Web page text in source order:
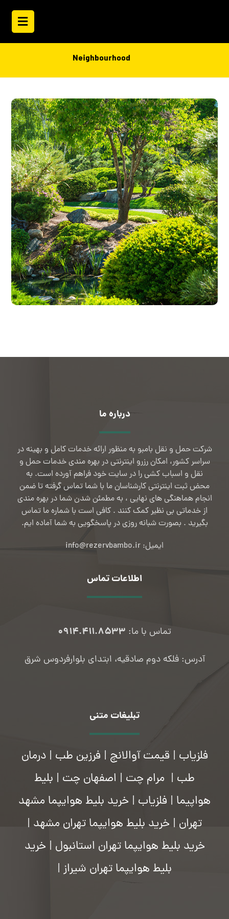
Neighbourhood
درباره ما
شرکت حمل و نقل بامبو به منظور ارائه خدمات کامل و بهینه در
سراسر کشور، امکان رزرو اینترنتی در بهره مندی خدمات حمل و
نقل و اسباب کشی را در سایت خود فراهم آورده است. به
محض ثبت اینترنتی کارشناسان ما با شما تماس گرفته تا ضمن
انجام هماهنگی های نهایی ، به مطمئن شدن شما در بهره مندی
از خدماتی بی نظیر کمک کنند . کافی است با شماره ما تماس
بگیرید . بصورت شبانه روزی در پاسخگویی به شما آماده ایم.
ایمیل: info@rezervbambo.ir
اطلاعات تماس
تماس با ما: ۰۹۱۴.۴۱۱.۸۵۳۳
آدرس: فلکه دوم صادقیه، ابتدای بلوارفردوس شرق
تبلیغات متنی
فلزیاب | قیمت آوالانچ | فرزین طب |درمان
طب | مرام چت | اصفهان چت | بلیط
هواپیما | فلزیاب | خرید بلیط هوایپما مشهد
تهران | خرید بلیط هوایپما تهران مشهد |
خرید بلیط هوایپما تهران استانبول | خرید
بلیط هوایپما تهران شیراز |